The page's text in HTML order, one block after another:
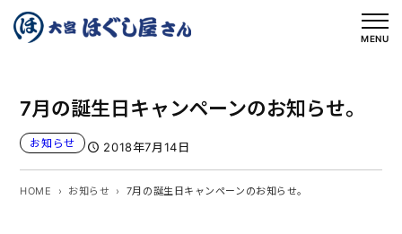
MENU
7月の誕生日キャンペーンのお知らせ。
お知らせ 2018年7月14日
HOME お知らせ 7月の誕生日キャンペーンのお知らせ。